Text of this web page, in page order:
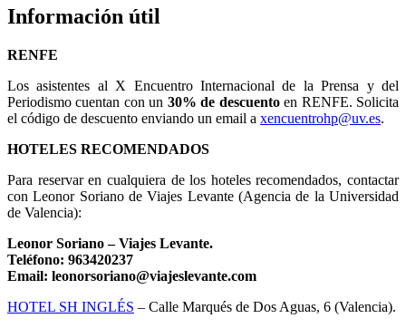
Información útil
RENFE
Los asistentes al X Encuentro Internacional de la Prensa y del
Periodismo cuentan con un 30% de descuentoen RENFE. Solicita
el código de descuento enviando un email a xencuentrohp@uv.es.
HOTELES RECOMENDADOS
Para reservar en cualquiera de los hoteles recomendados, contactar
con Leonor Soriano de Viajes Levante (Agencia de la Universidad
de Valencia):
Leonor Soriano –Viajes Levante.
Teléfono: 963420237
Email: leonorsoriano@viajeslevante.com
HOTEL SH INGLÉS – Calle Marqués de Dos Aguas, 6 (Valencia).